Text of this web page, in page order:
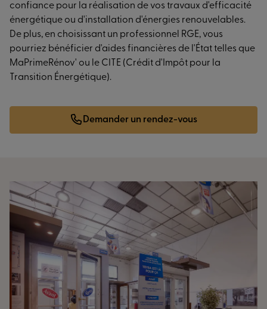
confiance pour la réalisation de vos travaux d'efficacité
énergétique ou d'installation d'énergies renouvelables.
De plus, en choisissant un professionnel RGE, vous
pourriez bénéficier d'aides financières de l'État telles que
MaPrimeRénov' ou le CITE (Crédit d'Impôt pour la
Transition Énergétique).
Demander un rendez-vous